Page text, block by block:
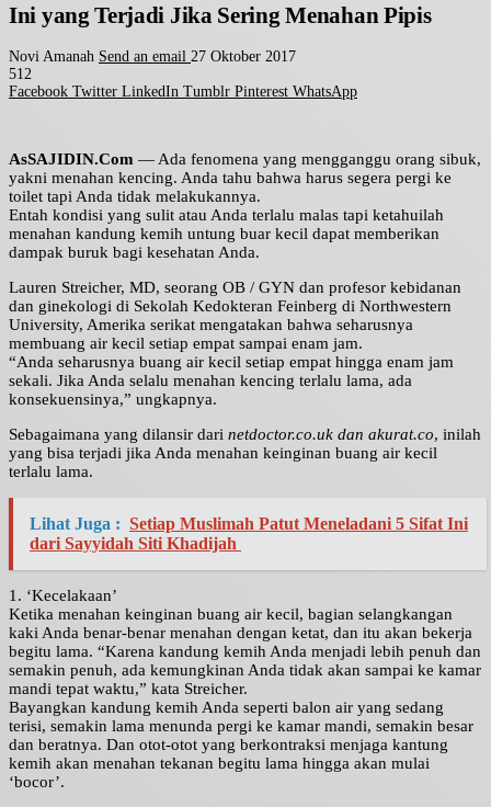
Ini yang Terjadi Jika Sering Menahan Pipis
Novi Amanah Send an email 27 Oktober 2017
512
Facebook Twitter LinkedIn Tumblr Pinterest WhatsApp
AsSAJIDIN.Com — Ada fenomena yang mengganggu orang sibuk,
yakni menahan kencing. Anda tahu bahwa harus segera pergi ke
toilet tapi Anda tidak melakukannya.
Entah kondisi yang sulit atau Anda terlalu malas tapi ketahuilah
menahan kandung kemih untung buar kecil dapat memberikan
dampak buruk bagi kesehatan Anda.
Lauren Streicher, MD, seorang OB / GYN dan profesor kebidanan
dan ginekologi di Sekolah Kedokteran Feinberg di Northwestern
University, Amerika serikat mengatakan bahwa seharusnya
membuang air kecil setiap empat sampai enam jam.
“Anda seharusnya buang air kecil setiap empat hingga enam jam
sekali. Jika Anda selalu menahan kencing terlalu lama, ada
konsekuensinya,” ungkapnya.
Sebagaimana yang dilansir dari netdoctor.co.uk dan akurat.co, inilah
yang bisa terjadi jika Anda menahan keinginan buang air kecil
terlalu lama.
Lihat Juga : Setiap Muslimah Patut Meneladani 5 Sifat Ini
dari Sayyidah Siti Khadijah
1. ‘Kecelakaan’
Ketika menahan keinginan buang air kecil, bagian selangkangan
kaki Anda benar-benar menahan dengan ketat, dan itu akan bekerja
begitu lama. “Karena kandung kemih Anda menjadi lebih penuh dan
semakin penuh, ada kemungkinan Anda tidak akan sampai ke kamar
mandi tepat waktu,” kata Streicher.
Bayangkan kandung kemih Anda seperti balon air yang sedang
terisi, semakin lama menunda pergi ke kamar mandi, semakin besar
dan beratnya. Dan otot-otot yang berkontraksi menjaga kantung
kemih akan menahan tekanan begitu lama hingga akan mulai
‘bocor’.